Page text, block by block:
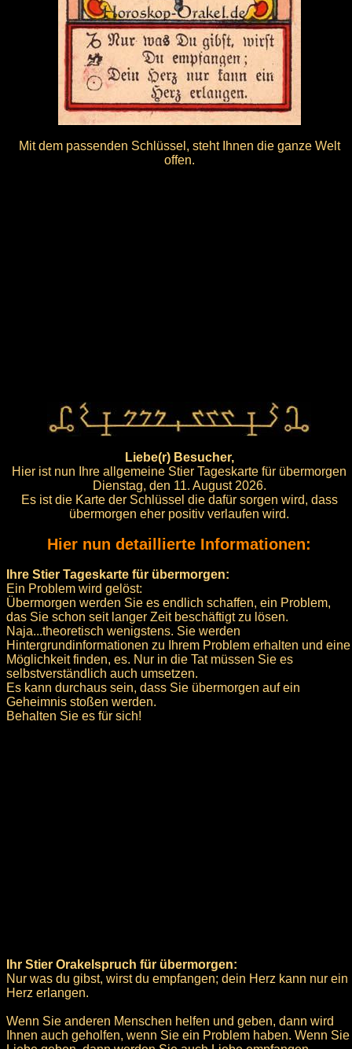
Mit dem passenden Schlüssel, steht Ihnen die ganze Welt
offen.
Liebe(r) Besucher,
Hier ist nun Ihre allgemeine Stier Tageskarte für übermorgen
Dienstag, den 11. August 2026.
Es ist die Karte der Schlüssel die dafür sorgen wird, dass
übermorgen eher positiv verlaufen wird.
Hier nun detaillierte Informationen:
Ihre Stier Tageskarte für übermorgen:
Ein Problem wird gelöst:
Übermorgen werden Sie es endlich schaffen, ein Problem,
das Sie schon seit langer Zeit beschäftigt zu lösen.
Naja...theoretisch wenigstens. Sie werden
Hintergrundinformationen zu Ihrem Problem erhalten und eine
Möglichkeit finden, es. Nur in die Tat müssen Sie es
selbstverständlich auch umsetzen.
Es kann durchaus sein, dass Sie übermorgen auf ein
Geheimnis stoßen werden.
Behalten Sie es für sich!
Ihr Stier Orakelspruch für übermorgen:
Nur was du gibst, wirst du empfangen; dein Herz kann nur ein
Herz erlangen.
Wenn Sie anderen Menschen helfen und geben, dann wird
Ihnen auch geholfen, wenn Sie ein Problem haben. Wenn Sie